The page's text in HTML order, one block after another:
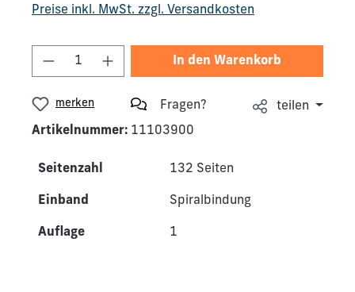
Preise inkl. MwSt. zzgl. Versandkosten
Produkt Anzahl: Gib den gewünschten
In den Warenkorb
merken Fragen?
teilen
Artikelnummer: 11103900
Seitenzahl 132 Seiten
Einband Spiralbindung
Auflage 1